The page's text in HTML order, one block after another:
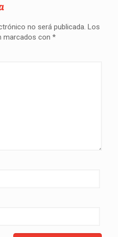
no será publicada. Los
marcados con *